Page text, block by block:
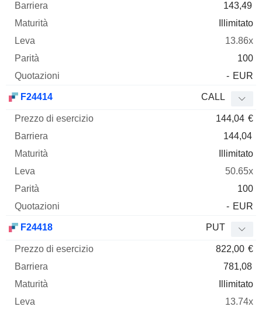
143,49
Illimitato
13.86x
100
- EUR
F24414 CALL
144,04 €
144,04
Illimitato
50.65x
100
- EUR
F24418 PUT
822,00 €
781,08
Illimitato
13.74x